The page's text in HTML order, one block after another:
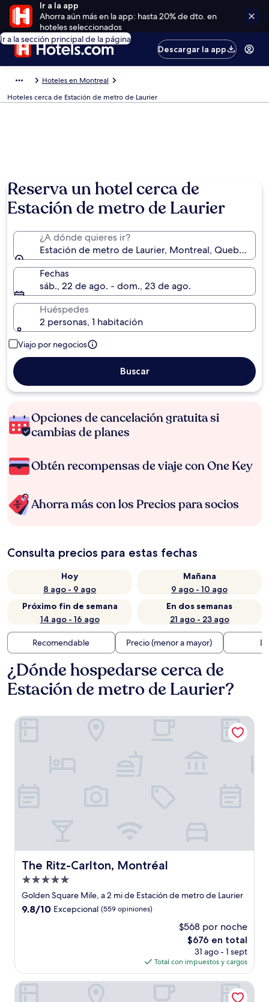
Ir a la app
Ahorra aún más en la app: hasta 20% de dto. en
hoteles seleccionados
Ir a la sección principal de la página
Descargar la app
Hoteles en Montreal
Hoteles cerca de Estación de metro de Laurier
Reserva un hotel cerca de
Estación de metro de Laurier
¿A dónde quieres ir?
Estación de metro de Laurier, Montreal, Quebec,
Fechas
sáb., 22 de ago. - dom., 23 de ago.
Huéspedes
2 personas, 1 habitación
Viajo por negocios
Buscar
Opciones de cancelación gratuita si
cambias de planes
Obtén recompensas de viaje con One Key
Ahorra más con los Precios para socios
Consulta precios para estas fechas
Hoy
8 ago - 9 ago
Mañana
9 ago - 10 ago
Próximo fin de semana
14 ago - 16 ago
En dos semanas
21 ago - 23 ago
Recomendable Precio (menor a mayor)
¿Dónde hospedarse cerca de
Estación de metro de Laurier?
The Ritz-Carlton, Montréal
The Ritz-Carlton, Montréal
Propiedad
de
5.0
Golden Square Mile, a 2 mi de Estación de metro de Laurier
9.8
9.8/10 Excepcional (559 opiniones)
$568 por noche
El
precio
actual
es
de
$676 en total
31 ago - 1 sept
Total con impuestos y cargos
The Ritz-Carlton, Montréal
L'Appartement Hotel